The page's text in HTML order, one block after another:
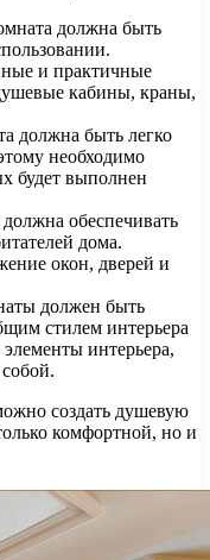
должна быть
и практичные
кабины, краны,
должна быть легко
необходимо
будет выполнен
обеспечивать
дома.
окон, дверей и
должен быть
стилем интерьера
интерьера,
создать душевую
комфортной, но и